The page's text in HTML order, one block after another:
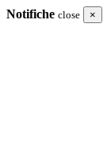
Notifiche close ×